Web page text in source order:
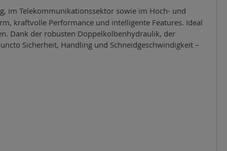
im Telekommunikationssektor sowie im Hoch- und
kraftvolle Performance und intelligente Features. Ideal
Dank der robusten Doppelkolbenhydraulik, der
Sicherheit, Handling und Schneidgeschwindigkeit –